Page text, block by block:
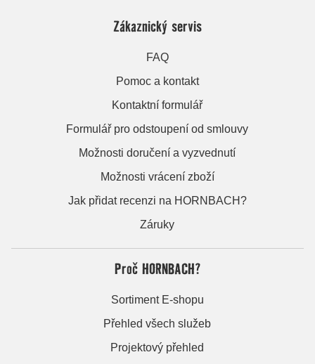
Zákaznický servis
FAQ
Pomoc a kontakt
Kontaktní formulář
Formulář pro odstoupení od smlouvy
Možnosti doručení a vyzvednutí
Možnosti vrácení zboží
Jak přidat recenzi na HORNBACH?
Záruky
Proč HORNBACH?
Sortiment E-shopu
Přehled všech služeb
Projektový přehled